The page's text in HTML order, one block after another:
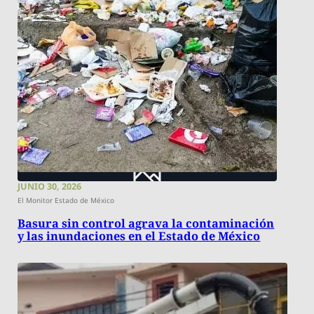
JUNIO 30, 2026
El Monitor Estado de México
Basura sin control agrava la contaminación
y las inundaciones en el Estado de México